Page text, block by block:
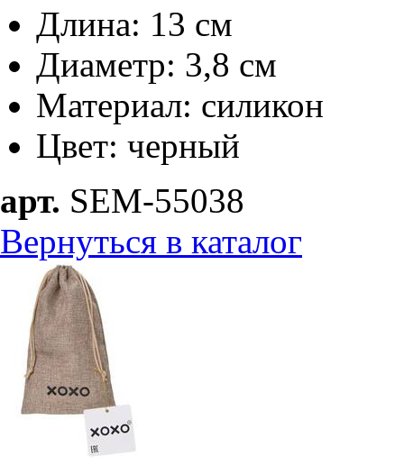
Длина: 13 см
Диаметр: 3,8 см
Материал: силикон
Цвет: черный
арт. SEM-55038
Вернуться в каталог